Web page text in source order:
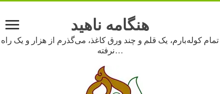
هنگامه ناهید
تمام کوله‌بارم، یک قلم و چند ورق کاغذ، می‌گذرم از هزار و یک راه
نرفته…